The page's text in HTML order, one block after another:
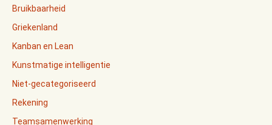
Bruikbaarheid
Griekenland
Kanban en Lean
Kunstmatige intelligentie
Niet-gecategoriseerd
Rekening
Teamsamenwerking